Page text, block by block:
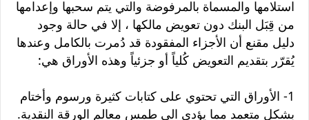
استلامها والمسماة بالمرفوضة والتي يتم سحبها وإعدامها
من قِبَل البنك دون تعويض مالكها ، إلا في حالة وجود
دليل مقنع أن الأجزاء المفقودة قد دُمرت بالكامل وعندها
يُقرّر بتقديم التعويض كُلياً أو جزئياً وهذه الأوراق هي:
1- الأوراق التي تحتوي على كتابات كثيرة ورسوم وأختام
بشكل متعمد مما يؤدي الى طمس معالم الورقة النقدية.